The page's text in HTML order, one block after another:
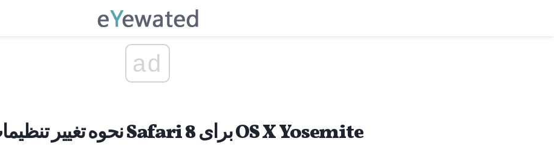
ad
نحوه تغییر تنظیمات دسترسی در Safari 8 برای OS X Yosemite